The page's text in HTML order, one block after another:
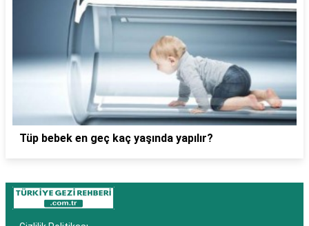
Tüp bebek en geç kaç yaşında yapılır?